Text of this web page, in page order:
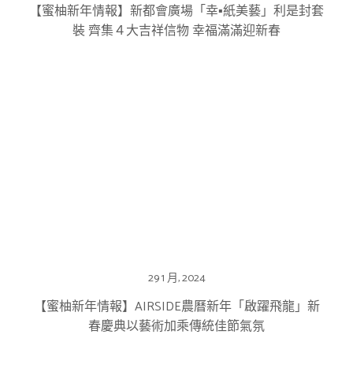
【蜜柚新年情報】新都會廣場「幸▪紙美藝」利是封套
裝 齊集４大吉祥信物 幸福滿滿迎新春
29 1 月, 2024
【蜜柚新年情報】AIRSIDE農曆新年「啟躍飛龍」新
春慶典以藝術加乘傳統佳節氣氛